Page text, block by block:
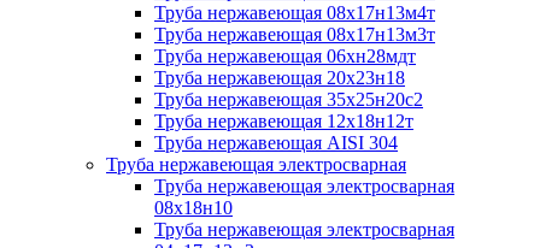
Труба нержавеющая 08х17н13м4т
Труба нержавеющая 08х17н13м3т
Труба нержавеющая 06хн28мдт
Труба нержавеющая 20х23н18
Труба нержавеющая 35х25н20с2
Труба нержавеющая 12х18н12т
Труба нержавеющая AISI 304
Труба нержавеющая электросварная
Труба нержавеющая электросварная
08х18н10
Труба нержавеющая электросварная